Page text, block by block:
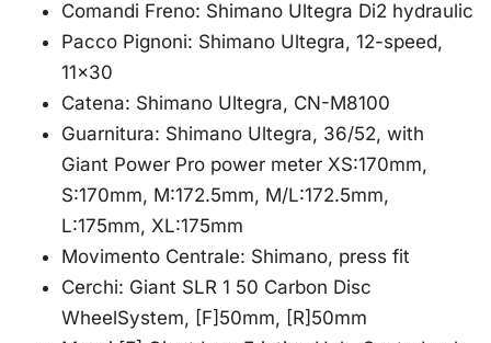
Comandi Freno: Shimano Ultegra Di2 hydraulic
Pacco Pignoni: Shimano Ultegra, 12-speed,
11×30
Catena: Shimano Ultegra, CN-M8100
Guarnitura: Shimano Ultegra, 36/52, with
Giant Power Pro power meter XS:170mm,
S:170mm, M:172.5mm, M/L:172.5mm,
L:175mm, XL:175mm
Movimento Centrale: Shimano, press fit
Cerchi: Giant SLR 1 50 Carbon Disc
WheelSystem, [F]50mm, [R]50mm